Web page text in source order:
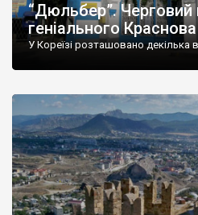
“Дюльбер”. Черговий
геніального Краснова
У Кореїзі розташовано декілька